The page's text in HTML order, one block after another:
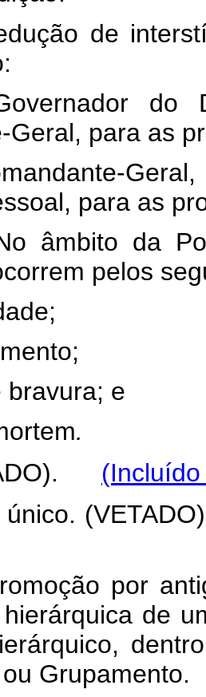
de
do
Geral, para as
para as
âmbito da
pelos
bravura; e
.
por
de
Grupamento.